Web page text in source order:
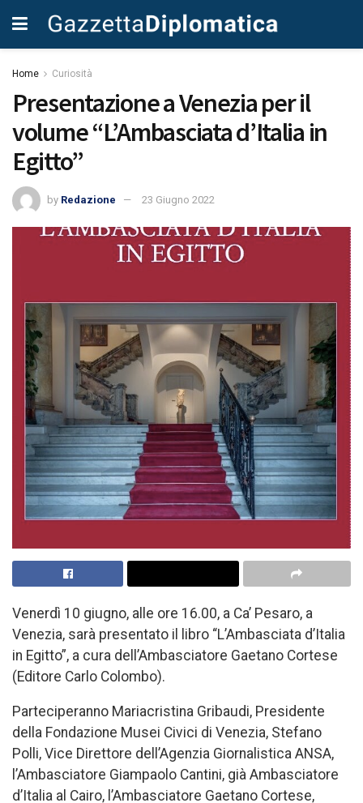
Home Curiosità
Presentazione a Venezia per il
volume “L’Ambasciata d’Italia in
Egitto”
by Redazione 23 Giugno 2022
Venerdì 10 giugno, alle ore 16.00, a Ca’ Pesaro, a
Venezia, sarà presentato il libro “L’Ambasciata d’Italia
in Egitto”, a cura dell’Ambasciatore Gaetano Cortese
(Editore Carlo Colombo).
Parteciperanno Mariacristina Gribaudi, Presidente
della Fondazione Musei Civici di Venezia, Stefano
Polli, Vice Direttore dell’Agenzia Giornalistica ANSA,
l’Ambasciatore Giampaolo Cantini, già Ambasciatore
d’Italia al Cairo, l’Ambasciatore Gaetano Cortese,